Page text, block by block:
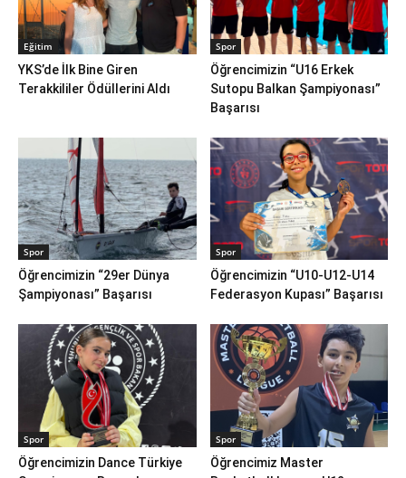
Eğitim
YKS’de İlk Bine Giren
Terakkililer Ödüllerini Aldı
Spor
Öğrencimizin “U16 Erkek
Sutopu Balkan Şampiyonası”
Başarısı
Spor
Öğrencimizin “29er Dünya
Şampiyonası” Başarısı
Spor
Öğrencimizin “U10-U12-U14
Federasyon Kupası” Başarısı
Spor
Öğrencimizin Dance Türkiye
Spor
Öğrencimiz Master